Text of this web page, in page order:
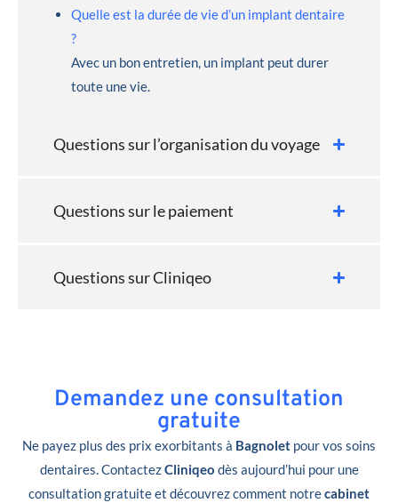
Quelle est la durée de vie d’un implant dentaire
?
Avec un bon entretien, un implant peut durer
toute une vie.
Questions sur l’organisation du voyage
Questions sur le paiement
Questions sur Cliniqeo
Demandez une consultation
gratuite
Ne payez plus des prix exorbitants à Bagnolet pour vos soins
dentaires. ContactezCliniqeo dès aujourd’hui pour une
consultation gratuite et découvrez comment notrecabinet